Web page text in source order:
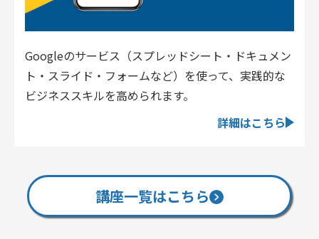
Googleのサービス（スプレッドシート・ドキュメン
ト・スライド・フォームなど）を使って、実践的な
ビジネススキルを高められます。
詳細はこちら
講座一覧はこちら